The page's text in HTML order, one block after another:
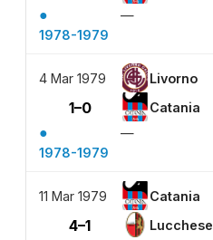
●
—
1978-1979
4 Mar 1979 Livorno
1–0 Catania
●
—
1978-1979
11 Mar 1979 Catania
4–1 Lucchese